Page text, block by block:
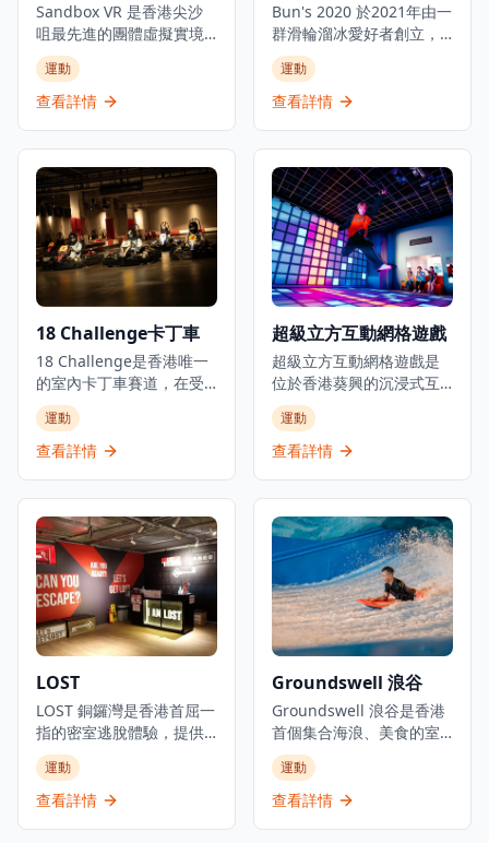
Sandbox VR 是香港尖沙
咀最先進的團體虛擬實境
體驗中心。這個尖端虛擬
實境目的地結合全身動作
捕捉、觸覺反饋技術和最
驗。無論是朋友聚會、家
庭活動還是企業團隊建
設，Sandbox VR 都提供
多種刺激的遊戲場景，讓
玩家可以在共享的虛擬空
間中一起對抗殭屍、探索
外星世界或解決謎題。場
確保獨特且舒適的體驗。
配備專業工作人員指導和
頂級設備，Sandbox VR
提供難忘的娛樂體驗，通
過創新科技將人們聚集在
一起。立即在線預訂，體
運動
查看詳情
Bun's 2020 於2021年由一
群滑輪溜冰愛好者創立，
提供兩個不同的溜冰訓練
場地，適合初學者和有經
驗的滑輪愛好者。這個懷
香港人帶來充滿懷舊情懷
的娛樂體驗。場地設有專
業的溜冰設備和保護設
施，確保參與者的安全。
無論是初次嘗試滾軸溜冰
的新手，還是想要重溫童
年回憶的資深愛好者，都
動。場地提供不同難度的
溜冰課程，包括基礎技巧
教學、進階花式溜冰訓
練，以及團體活動安排。
除了溜冰體驗外，場地還
定期舉辦主題派對和懷舊
冰樂趣。Bun's Roller不僅
是一個運動場所，更是一
個連接過去與現在、讓不
同年齡層的人都能享受懷
舊娛樂的文化空間。
運動
查看詳情
18 Challenge卡丁車
18 Challenge是香港唯一
的室內卡丁車賽道，在受
控環境中提供刺激的賽車
體驗。位於何文田的這個
頂級卡丁車目的地設有專
顧不同年齡層，設有多個
賽道選項，包括具有挑戰
性彎道的主賽道，以及為
年幼兒童而設的迷你電動
車兒童友善區域。該設施
還提供漂移卡丁車以增強
賽車體驗。全週均有賽車
分鐘賽車體驗由港幣100元
起。場地包括餐廳等額外
設施，使其成為家庭和賽
車愛好者的完整娛樂目的
地。
運動
查看詳情
超級立方互動網格遊戲
超級立方互動網格遊戲是
位於香港葵興的沉浸式互
動遊戲體驗中心，專門測
試玩家的團隊合作能力和
極限體能。這個基於故事
能訓練、策略思考和團隊
協作。活動通過互動遊戲
元素為參與者提供引人入
勝的身心挑戰，適合朋友
聚會、公司團隊建設或尋
求刺激體驗的冒險愛好
者。作為香港獨特的娛樂
能活動相結合，創造創新
的遊戲體驗。無論是想要
挑戰自己的極限，還是尋
找新穎的團體活動，超級
立方都能提供難忘的互動
體驗。
運動
查看詳情
LOST
LOST 銅鑼灣是香港首屈一
指的密室逃脫體驗，提供
主題冒險和創新娛樂。這
個密室遊戲場所為各年齡
層玩家提供獨特體驗，設
運動
查看詳情
Groundswell 浪谷
Groundswell 浪谷是香港
首個集合海浪、美食的室
內衝浪場，結合衝浪運動
與餐飲雞尾酒體驗。位於
啟德AIRSIDE商場內，設有
運動
查看詳情